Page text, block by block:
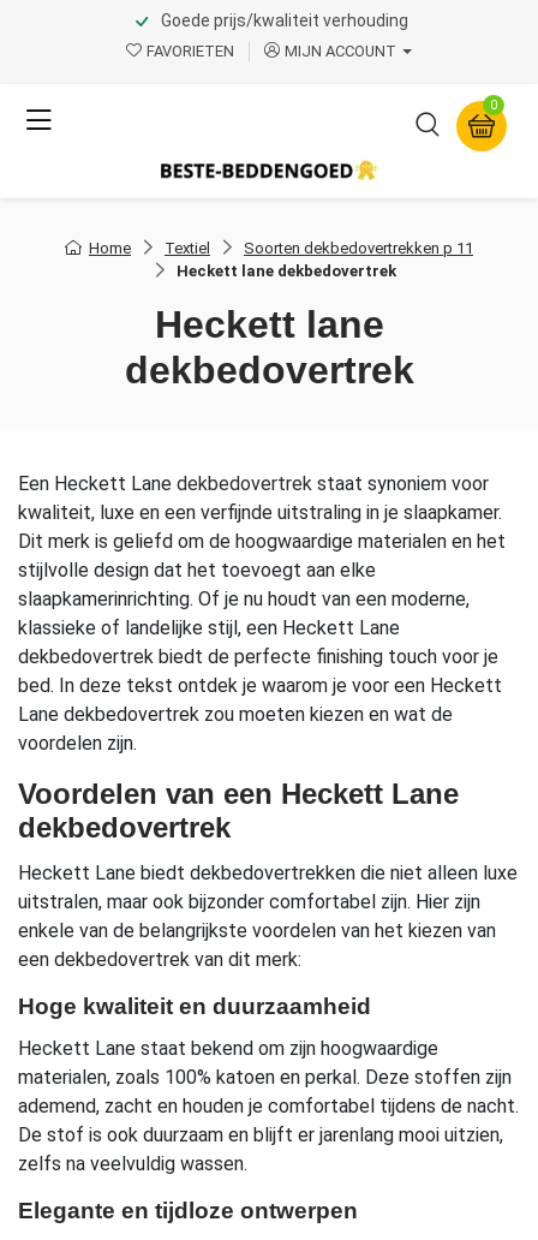
Goede prijs/kwaliteit verhouding
FAVORIETEN MIJN ACCOUNT
0
Home Textiel
Soorten dekbedovertrekken p 11
Heckett lane dekbedovertrek
Heckett lane
dekbedovertrek
Een Heckett Lane dekbedovertrek staat synoniem voor
kwaliteit, luxe en een verfijnde uitstraling in je slaapkamer.
Dit merk is geliefd om de hoogwaardige materialen en het
stijlvolle design dat het toevoegt aan elke
slaapkamerinrichting. Of je nu houdt van een moderne,
klassieke of landelijke stijl, een Heckett Lane
dekbedovertrek biedt de perfecte finishing touch voor je
bed. In deze tekst ontdek je waarom je voor een Heckett
Lane dekbedovertrek zou moeten kiezen en wat de
voordelen zijn.
Voordelen van een Heckett Lane
dekbedovertrek
Heckett Lane biedt dekbedovertrekken die niet alleen luxe
uitstralen, maar ook bijzonder comfortabel zijn. Hier zijn
enkele van de belangrijkste voordelen van het kiezen van
een dekbedovertrek van dit merk:
Hoge kwaliteit en duurzaamheid
Heckett Lane staat bekend om zijn hoogwaardige
materialen, zoals 100% katoen en perkal. Deze stoffen zijn
ademend, zacht en houden je comfortabel tijdens de nacht.
De stof is ook duurzaam en blijft er jarenlang mooi uitzien,
zelfs na veelvuldig wassen.
Elegante en tijdloze ontwerpen